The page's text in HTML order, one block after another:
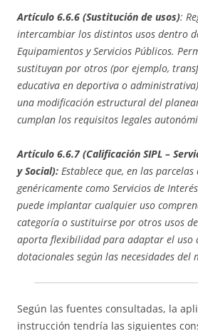
Artículo 6.6.6 (Sustitución de usos):
intercambiar los distintos usos dentro
Equipamientos y Servicios Públicos.
sustituyan por otros (por ejemplo,
educativa en deportiva o
una modificación estructural del
cumplan los requisitos legales
Artículo 6.6.7 (Calificación SIPL –
y Social): Establece que, en las
genéricamente como Servicios de
puede implantar cualquier uso
categoría o sustituirse por otros usos
aporta flexibilidad para adaptar el uso
dotacionales según las necesidades del
Según las fuentes consultadas, la
instrucción tendría las siguientes